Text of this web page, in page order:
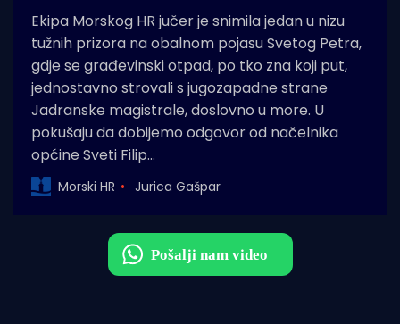
Ekipa Morskog HR jučer je snimila jedan u nizu
tužnih prizora na obalnom pojasu Svetog Petra,
gdje se građevinski otpad, po tko zna koji put,
jednostavno strovali s jugozapadne strane
Jadranske magistrale, doslovno u more. U
pokušaju da dobijemo odgovor od načelnika
općine Sveti Filip…
Morski HR Jurica Gašpar